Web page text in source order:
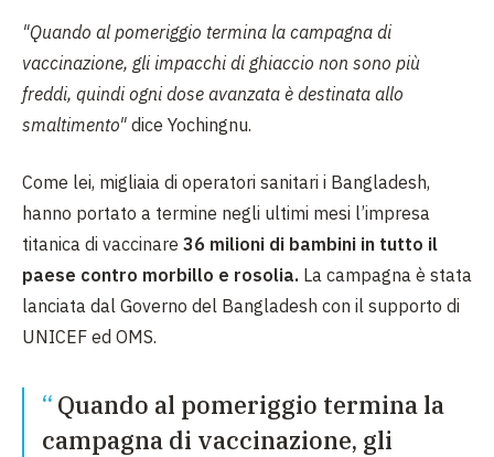
"Quando al pomeriggio termina la campagna di
vaccinazione, gli impacchi di ghiaccio non sono più
freddi, quindi ogni dose avanzata è destinata allo
smaltimento" dice Yochingnu.
Come lei, migliaia di operatori sanitari i Bangladesh,
hanno portato a termine negli ultimi mesi l’impresa
titanica di vaccinare 36 milioni di bambini in tutto il
paese contro morbillo e rosolia. La campagna è stata
lanciata dal Governo del Bangladesh con il supporto di
UNICEF ed OMS.
Quando al pomeriggio termina la
campagna di vaccinazione, gli